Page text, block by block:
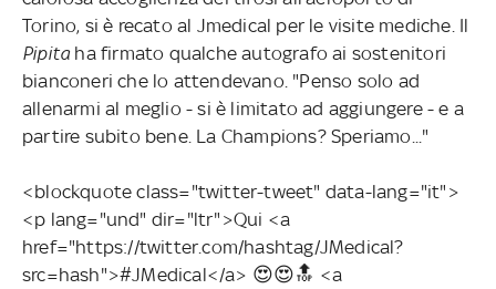
Torino, si è recato al Jmedical per le visite mediche. Il
Pipitaha firmato qualche autografo ai sostenitori
bianconeri che lo attendevano. "Penso solo ad
allenarmi al meglio - si è limitato ad aggiungere - e a
partire subito bene. La Champions? Speriamo..."
<blockquote class="twitter-tweet" data-lang="it">
<p lang="und" dir="ltr">Qui <a
href="https://twitter.com/hashtag/JMedical?
src=hash">#JMedical</a> 😍😍🔝 <a